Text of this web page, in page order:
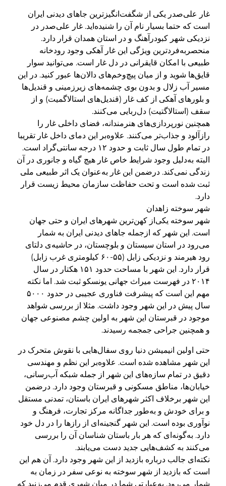
غار علی‌صدر یکی از شگفت‌انگیزترین جاهای دیدنی ایران
است که حتما بسیار نام آن را شنیده‌اید. غار علی‌صدر در
نزدیکی شهر کبودرآهنگ و در استان همدان قرار دارد.
منحصربه‌فردترین ویژگی این غار آهکی وجود رودخانه
طبیعی با امکان قایقرانی در دل غار است. می‌توانید سوار
قایق‌ها شوید و از میان پیچ‌وخم‌های دالان‌ها عبور کنید. در این
مسیر آب زلال و بدون بوی چشمه‌های زیرزمینی و قندیل‌ها
و بلورهای آهکی از کف غار (قندیل‌های استالاگمیت) و از
سقف (استالاگتیت) دل‌ربایی می‌کنند.
همچنین نورپردازی‌های هنرمندانه، فضای داخلی غار را
رازآلود و جذاب‌تر می‌کنند. علاوه‌بر این دمای داخل غار تقریبا
در تمام طول سال ثابت و حدود ۱۲ درجه سانتی‌گراد است.
البته به‌دلیل وجود شرایط خاص غار هیچ گیاه و جانوری در آن
زندگی نمی‌کند. درضمن این غار به‌عنوان یک اثر طبیعی ملی
ثبت شده است و تحت حفاظت سازمان محیط زیست قرار
دارد.
شهر سوخته زاهدان
شهر سوخته یکی‌از کهن‌ترین شهرهای ایران و حتی جهان
است. این شهر که ازجمله جاهای دیدنی ایران به شمار
می‌رود در استان سیستان و بلوچستان، در حاشیه‌ی دلتای
رود هیرمند و نزدیکی زابل (۵۵-۶۰ کیلومتری غرب زابل)
قرار دارد. این شهر با مساحت حدود ۱۵۱ هکتار در سال
۲۰۱۴ در فهرست میراث جهانی یونسکو ثبت شد. اما نکته
مهم این است که پیشرفت فناوری عجیبی در حدود ۵۰۰۰
سال پیش در این شهر وجود داشت. مثلا از بررسی شواهد
موجود در قبرستان این شهر به اولین چشم مصنوعی جهان
و همچنین جراحی جمجمه رسیدند.
حتی اولین انیمیشن دنیا روی سفال‌هایی با نقوش متحرک در
این شهر مشاهده شده است. علاوه‌بر این نظم و مهندسی
دقیق در تمام سازه‌های این شهر از جمله شبکه آب‌رسانی،
خیابان‌ها، مناطق مسکونی و قبرستان وجود دارد. درضمن
این شهر برخلاف اکثر شهرهای ایران باستان، تمدنی مستقل
و برای خودش و به‌طور جداگانه مرکز تجارت، فرهنگ و
نوآوری بوده است. این شهر گنجینه‌ای از رازها را در دل خود
دارد. به‌گونه‌ای که هر بار باستان شناسان آن را بررسی
می‌کنند به کشف‌هایی جدید دست می‌یابند.
نکته‌ای جالب درباره بازدید از این شهر وجود دارد. آن هم این
است که بازدید از شهر سوخته به نوعی سفر در زمان به
شمار می‌رود. به‌عبارتی شما در میان شهری قدم می‌زنید که